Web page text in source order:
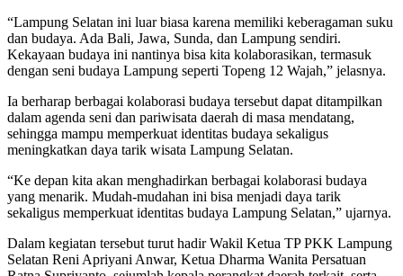
“Lampung Selatan ini luar biasa karena memiliki keberagaman suku
dan budaya. Ada Bali, Jawa, Sunda, dan Lampung sendiri.
Kekayaan budaya ini nantinya bisa kita kolaborasikan, termasuk
dengan seni budaya Lampung seperti Topeng 12 Wajah,” jelasnya.
Ia berharap berbagai kolaborasi budaya tersebut dapat ditampilkan
dalam agenda seni dan pariwisata daerah di masa mendatang,
sehingga mampu memperkuat identitas budaya sekaligus
meningkatkan daya tarik wisata Lampung Selatan.
“Ke depan kita akan menghadirkan berbagai kolaborasi budaya
yang menarik. Mudah-mudahan ini bisa menjadi daya tarik
sekaligus memperkuat identitas budaya Lampung Selatan,” ujarnya.
Dalam kegiatan tersebut turut hadir Wakil Ketua TP PKK Lampung
Selatan Reni Apriyani Anwar, Ketua Dharma Wanita Persatuan